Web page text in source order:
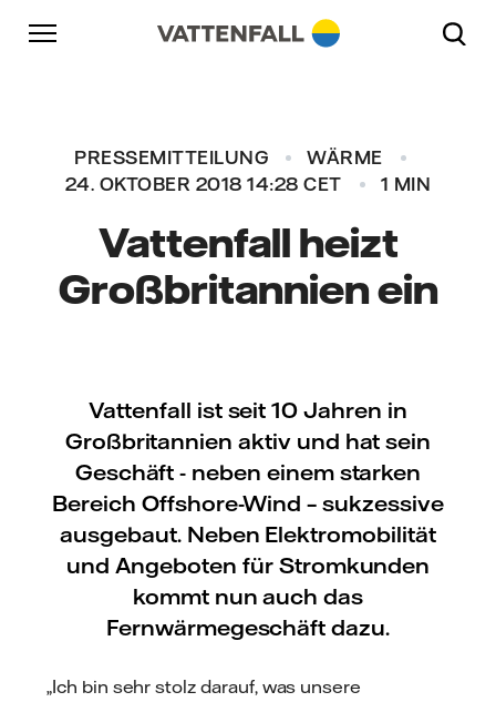
Überspringen
Zurück zur Hauptnavigation
Gehe zur Fußzeile
PRESSEMITTEILUNG
WÄRME
24. OKTOBER 2018 14:28 CET
1 MIN
Vattenfall heizt
Großbritannien ein
Vattenfall ist seit 10 Jahren in
Großbritannien aktiv und hat sein
Geschäft - neben einem starken
Bereich Offshore-Wind – sukzessive
ausgebaut. Neben Elektromobilität
und Angeboten für Stromkunden
kommt nun auch das
Fernwärmegeschäft dazu.
„Ich bin sehr stolz darauf, was unsere
Zurück zur Hauptnavigation